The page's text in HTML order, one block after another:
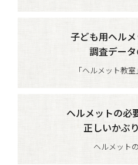
子ども用ヘル
調査デー
「ヘルメット教
ヘルメットの必
正しいかぶ
ヘルメット